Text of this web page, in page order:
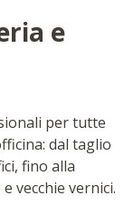
e
per tutte
dal taglio
fino alla
vecchie vernici.